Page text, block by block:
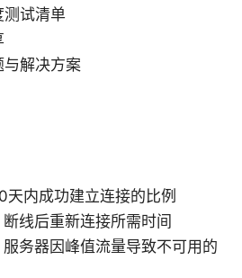
测试清单
解决方案
内成功建立连接的比例
线后重新连接所需时间
务器因峰值流量导致不可用的